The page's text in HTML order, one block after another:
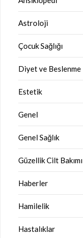
Astroloji
Çocuk Sağlığı
Diyet ve Beslenme
Estetik
Genel
Genel Sağlık
Güzellik Cilt Bakımı
Haberler
Hamilelik
Hastalıklar